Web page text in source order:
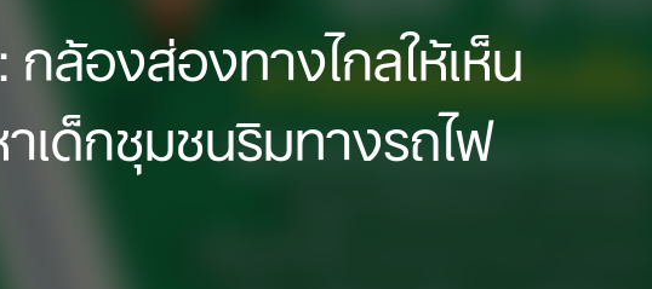
ล้องส่องทางไกลให้เห็น
ด็กชุมชนริมทางรถไฟ